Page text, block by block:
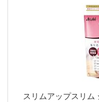
スリムアップスリム